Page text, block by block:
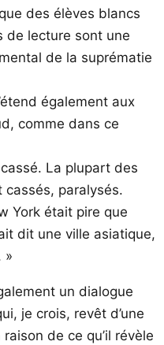
des élèves blancs
de lecture sont une
de la suprématie
également aux
comme dans ce
La plupart des
paralysés.
York était pire que
dit une ville asiatique,
»
un dialogue
je crois, revêt d’une
de ce qu’il révèle